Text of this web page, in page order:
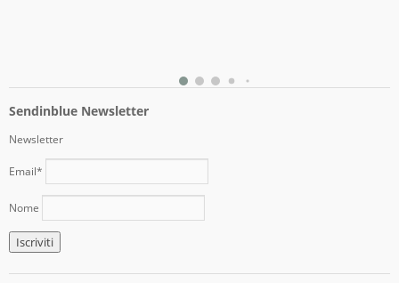
Sendinblue Newsletter
Newsletter
Email*
Nome